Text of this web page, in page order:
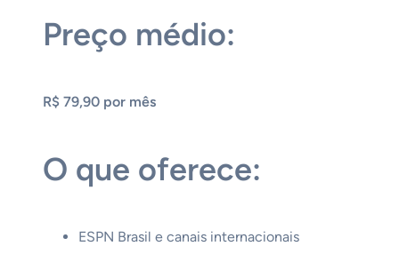
Preço médio:
R$ 79,90 por mês
O que oferece:
ESPN Brasil e canais internacionais